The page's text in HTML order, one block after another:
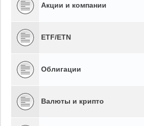
Акции и компании
ETF/ETN
Облигации
Валюты и крипто